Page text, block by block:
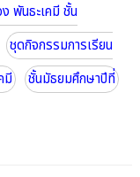
พันธะเคมี ชั้น
ชุดกิจกรรมการเรียน
มี
ชั้นมัธยมศึกษาปีที่